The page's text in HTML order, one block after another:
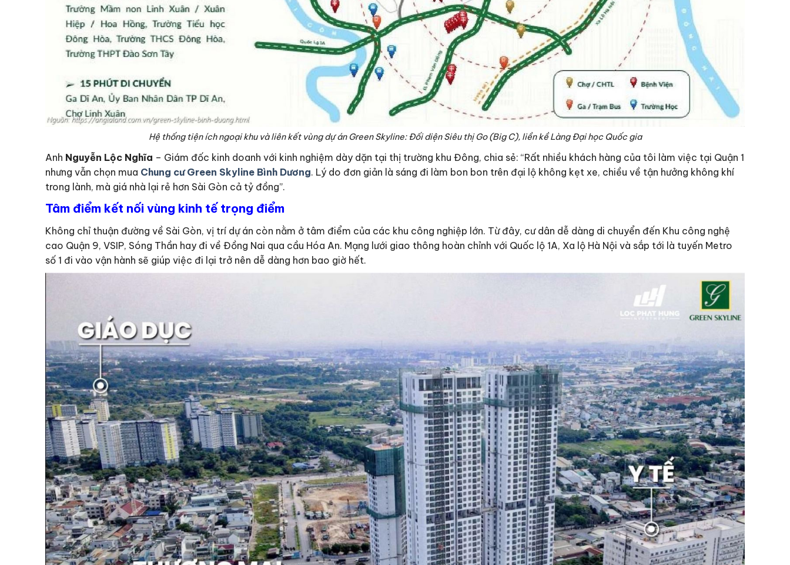
Hệ thống tiện ích ngoại khu và liên kết vùng dự án Green Skyline: Đối diện Siêu thị Go (Big C), liền kề Làng Đại học Quốc gia
Anh Nguyễn Lộc Nghĩa – Giám đốc kinh doanh với kinh nghiệm dày dặn tại thị trường khu Đông, chia sẻ: “Rất nhiều khách hàng của tôi làm việc tại Quận 1
nhưng vẫn chọn mua Chung cư Green Skyline Bình Dương. Lý do đơn giản là sáng đi làm bon bon trên đại lộ không kẹt xe, chiều về tận hưởng không khí
trong lành, mà giá nhà lại rẻ hơn Sài Gòn cả tỷ đồng”.
Tâm điểm kết nối vùng kinh tế trọng điểm
Không chỉ thuận đường về Sài Gòn, vị trí dự án còn nằm ở tâm điểm của các khu công nghiệp lớn. Từ đây, cư dân dễ dàng di chuyển đến Khu công nghệ
cao Quận 9, VSIP, Sóng Thần hay đi về Đồng Nai qua cầu Hóa An. Mạng lưới giao thông hoàn chỉnh với Quốc lộ 1A, Xa lộ Hà Nội và sắp tới là tuyến Metro
số 1 đi vào vận hành sẽ giúp việc đi lại trở nên dễ dàng hơn bao giờ hết.